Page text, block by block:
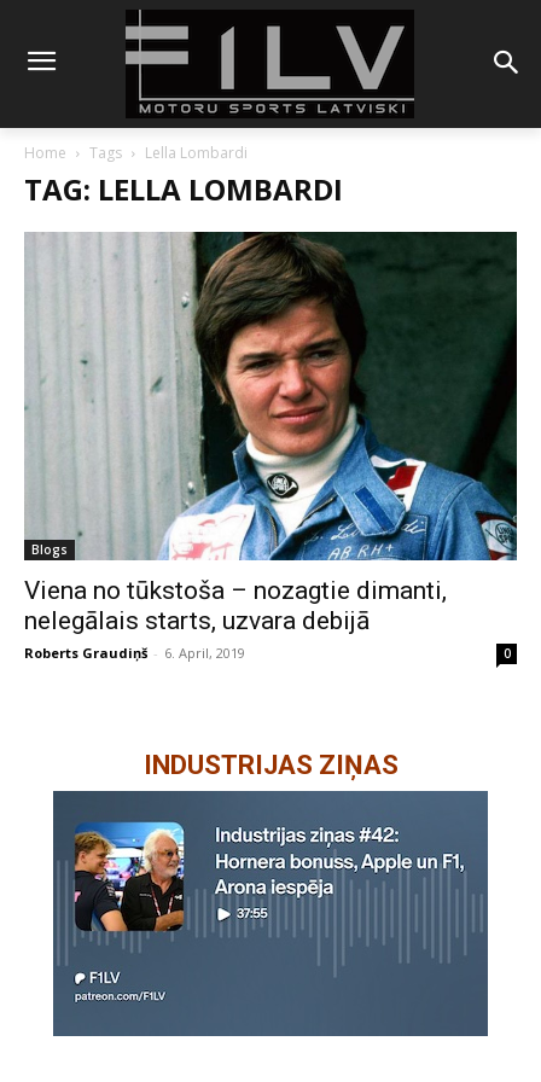
Home Tags Lella Lombardi
TAG: LELLA LOMBARDI
Blogs
Viena no tūkstoša – nozagtie dimanti,
nelegālais starts, uzvara debijā
Roberts Graudiņš - 6. April, 2019 0
INDUSTRIJAS ZIŅAS